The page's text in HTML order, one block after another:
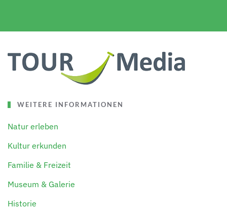
WEITERE INFORMATIONEN
Natur erleben
Kultur erkunden
Familie & Freizeit
Museum & Galerie
Historie